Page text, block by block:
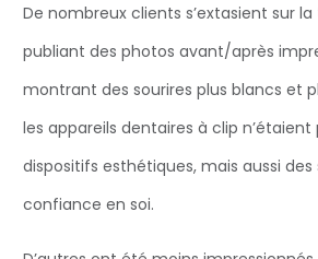
De nombreux clients s’extasient sur
publiant des photos avant/après
montrant des sourires plus blancs et
les appareils dentaires à clip
dispositifs esthétiques, mais aussi des
confiance en soi.